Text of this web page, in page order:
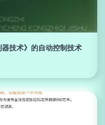
技术》的自动控制技术